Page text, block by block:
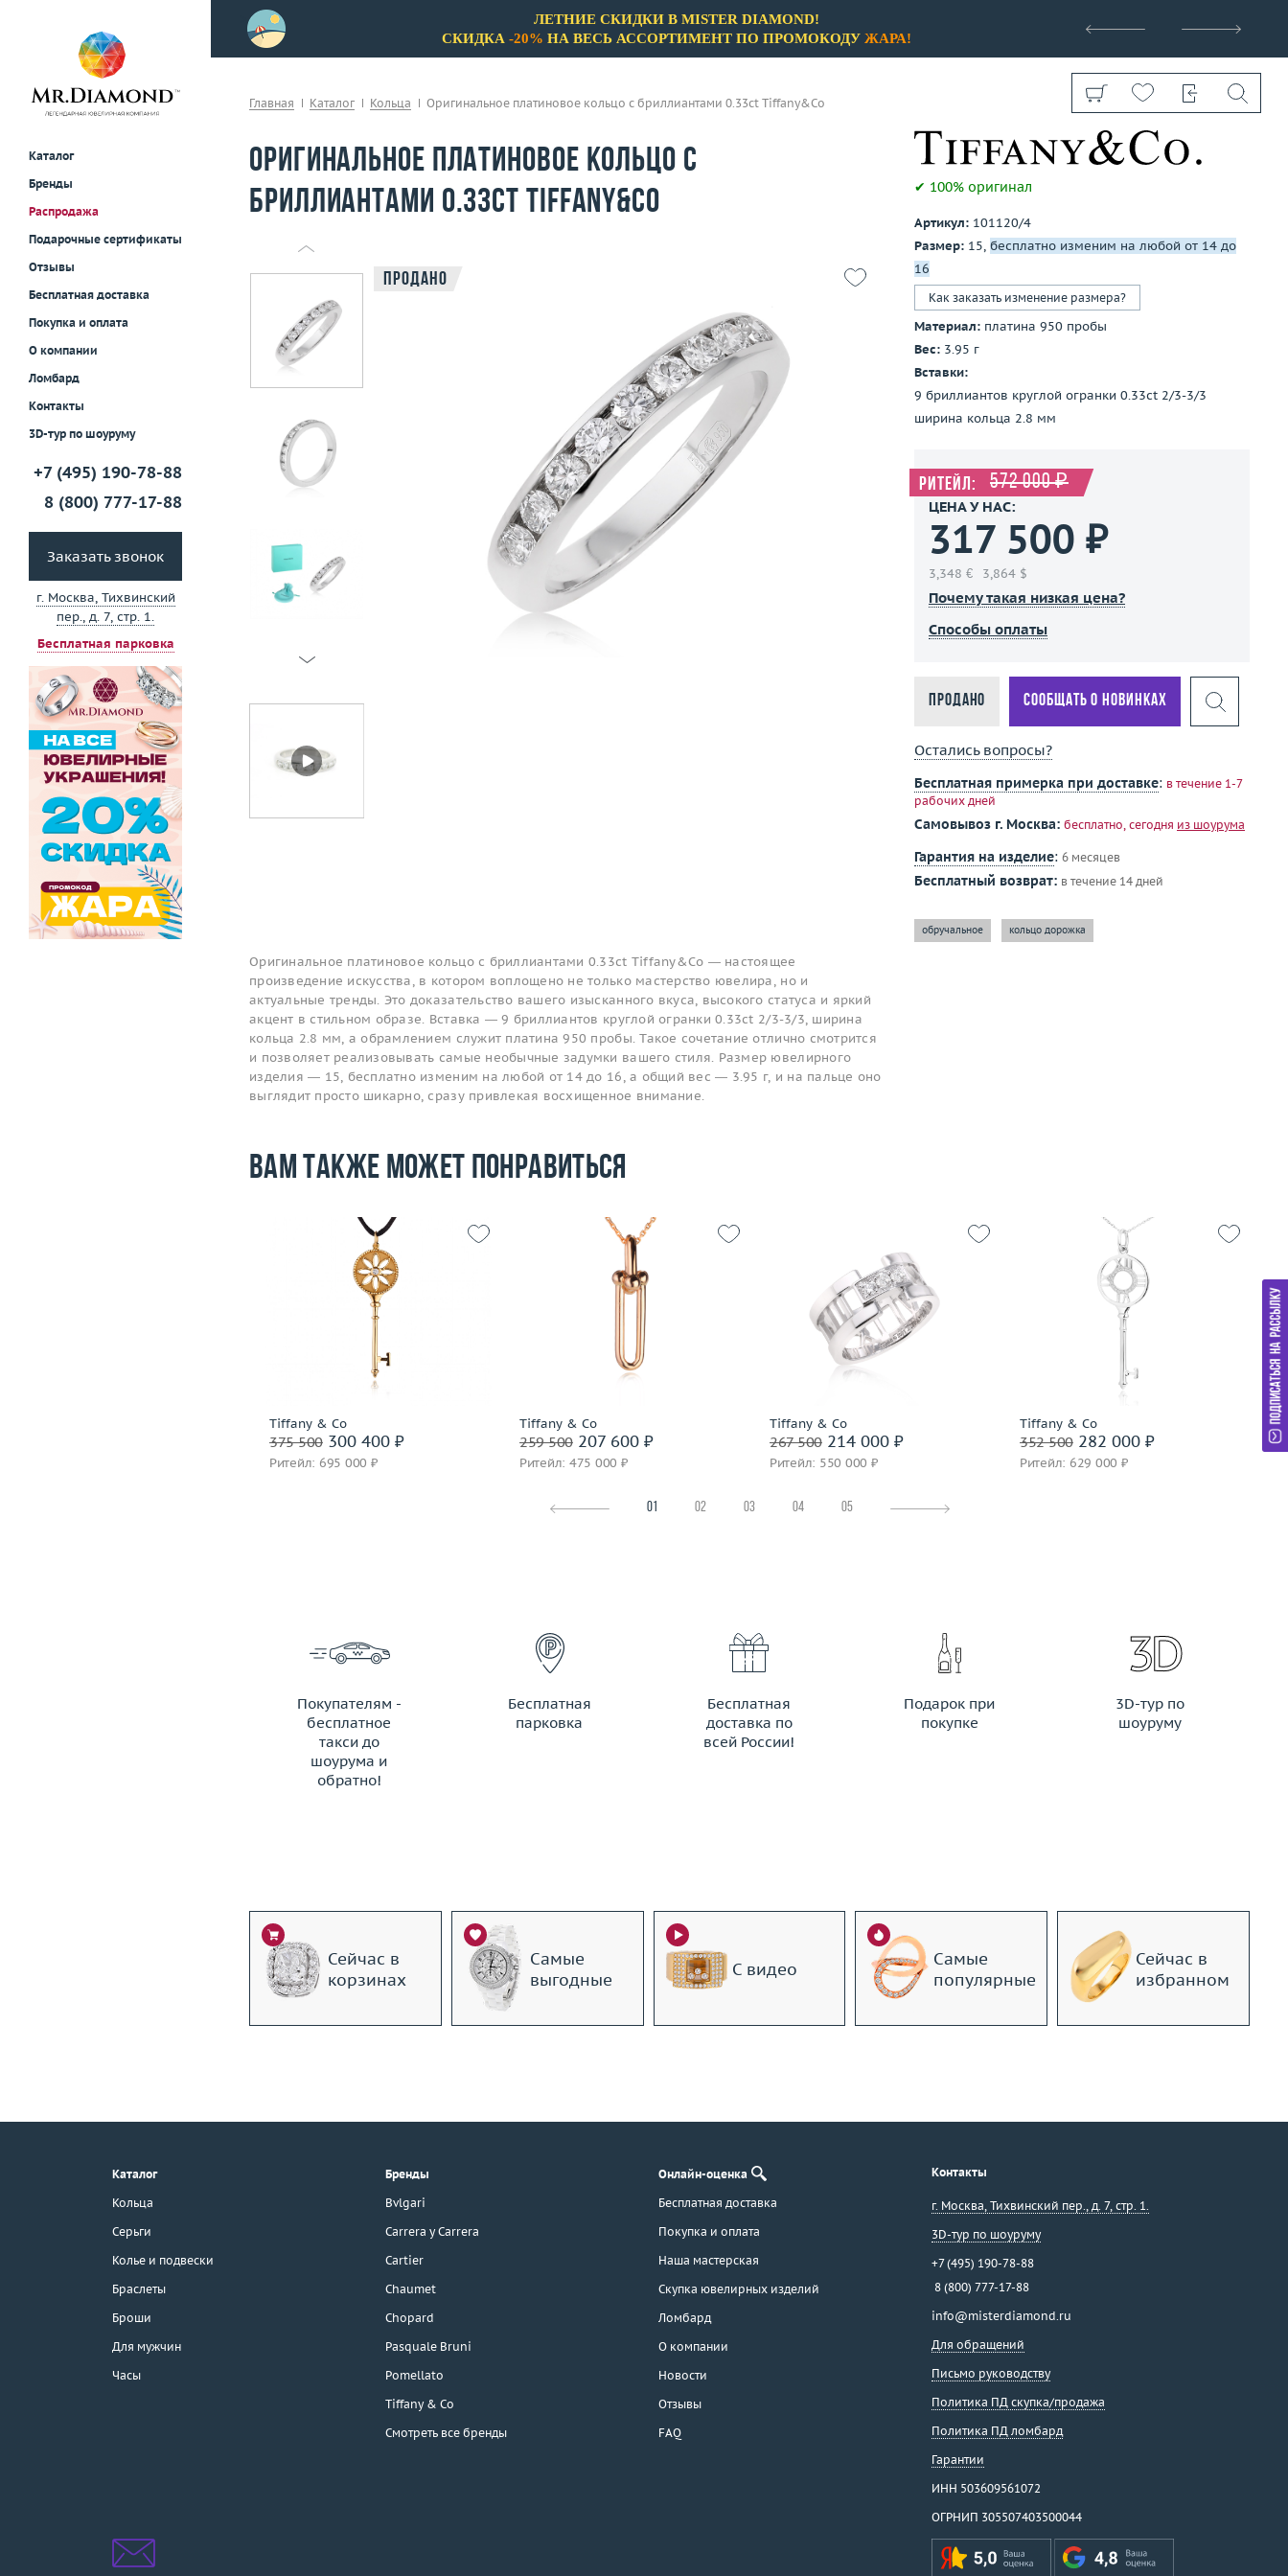
Каталог
Бренды
Распродажа
Подарочные сертификаты
Отзывы
Бесплатная доставка
Покупка и оплата
О компании
Ломбард
Контакты
3D-тур по шоуруму
+7 (495) 190-78-88
8 (800) 777-17-88
Заказать звонок
г. Москва, Тихвинский
пер., д. 7, стр. 1.
Бесплатная парковка
г. Москва, Тихвинский пер., д. 7,
3D-тур по шоуруму
Бесплатная доставка
примерки!
ЛЕТНИЕ СКИДКИ В MISTER DIAMOND!
СКИДКА -20% НА ВЕСЬ АССОРТИМЕНТ ПО ПРОМОКОДУ ЖАРА!
Показать все
Главная Каталог Кольца Оригинальное платиновое кольцо с бриллиантами 0.33ct Tiffany&Co
Оригинальное платиновое кольцо с
бриллиантами 0.33ct Tiffany&Co
Продано
Оригинальное платиновое кольцо с бриллиантами 0.33ct Tiffany&Co — настоящее
произведение искусства, в котором воплощено не только мастерство ювелира, но и
актуальные тренды. Это доказательство вашего изысканного вкуса, высокого статуса и яркий
акцент в стильном образе. Вставка — 9 бриллиантов круглой огранки 0.33ct 2/3-3/3, ширина
кольца 2.8 мм, а обрамлением служит платина 950 пробы. Такое сочетание отлично смотрится
и позволяет реализовывать самые необычные задумки вашего стиля. Размер ювелирного
изделия — 15, бесплатно изменим на любой от 14 до 16, а общий вес — 3.95 г, и на пальце оно
выглядит просто шикарно, сразу привлекая восхищенное внимание.
✔ 100% оригинал
Артикул: 101120/4
Размер: 15, бесплатно изменим на любой от 14 до
16
Как заказать изменение размера?
Материал: платина 950 пробы
Вес: 3.95 г
Вставки:
9 бриллиантов круглой огранки 0.33ct 2/3-3/3
ширина кольца 2.8 мм
Ритейл: 572 000 ₽
ЦЕНА У НАС:
317 500 ₽
3,348 € 3,864 $
Почему такая низкая цена?
Способы оплаты
Продано Сообщать о новинках
Остались вопросы?
Бесплатная примерка при доставке: в течение 1-7
рабочих дней
Самовывоз г. Москва: бесплатно, сегодня из шоурума
Гарантия на изделие: 6 месяцев
Бесплатный возврат: в течение 14 дней
обручальное кольцо дорожка
Вам также может понравиться
Tiffany & Co
375 500300 400 ₽
Ритейл: 695 000 ₽
золото 750 пробы
Подробнее
Tiffany & Co
259 500207 600 ₽
Ритейл: 475 000 ₽
золото 750 пробы
Подробнее
Tiffany & Co
267 500214 000 ₽
Ритейл: 550 000 ₽
Вес (г)
Материал
золото 750 пробы
Tiffany & Co
352 500282 000 ₽
Ритейл: 629 000 ₽
золото 750 пробы
Подробнее
01 02 03 04 05
Покупателям -
бесплатное
такси до
шоурума и
обратно!
ЗАКАЗАТЬ ТАКСИ
Бесплатная
парковка
Бесплатная
доставка по
всей России!
Подарок при
покупке
3D-тур по
шоуруму
Сейчас в
корзинах
Самые
выгодные
С видео
Самые
популярные
Сейчас в
избранном
Каталог
Кольца
Серьги
Колье и подвески
Браслеты
Броши
Для мужчин
Часы
Бренды
Bvlgari
Carrera y Carrera
Cartier
Chaumet
Chopard
Pasquale Bruni
Pomellato
Tiffany & Co
Смотреть все бренды
Онлайн-оценка
Бесплатная доставка
Покупка и оплата
Наша мастерская
Скупка ювелирных изделий
Ломбард
О компании
Новости
Отзывы
FAQ
Контакты
г. Москва, Тихвинский пер., д. 7, стр. 1.
3D-тур по шоуруму
+7 (495) 190-78-88
8 (800) 777-17-88
info@misterdiamond.ru
Для обращений
Письмо руководству
Политика ПД скупка/продажа
Политика ПД ломбард
Гарантии
ИНН 503609561072
ОГРНИП 305507403500044